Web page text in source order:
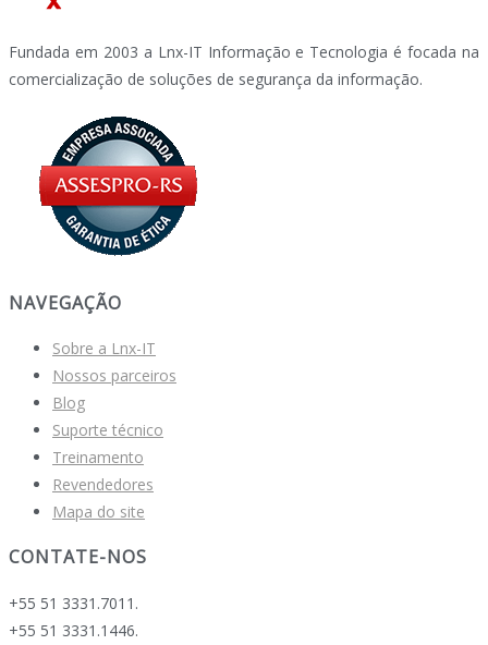
Fundada em 2003 a Lnx-IT Informação e Tecnologia é focada na
comercialização de soluções de segurança da informação.
NAVEGAÇÃO
Sobre a Lnx-IT
Nossos parceiros
Blog
Suporte técnico
Treinamento
Revendedores
Mapa do site
CONTATE-NOS
+55 51 3331.7011.
+55 51 3331.1446.